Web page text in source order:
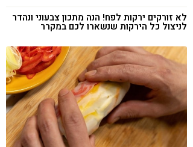
הפרעות קשב & ריכוז
אכילה רגשית
רגישות לגלוטן
טעים להכיר
קורונה
טבעונות
לא זורקים ירקות לפח! הנה מתכון צבעוני ונהדר
לניצול כל הירקות שנשארו לכם במקרר